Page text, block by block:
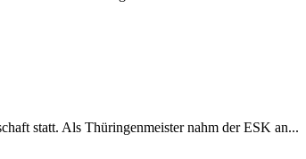
statt. Als Thüringenmeister nahm der ESK an...